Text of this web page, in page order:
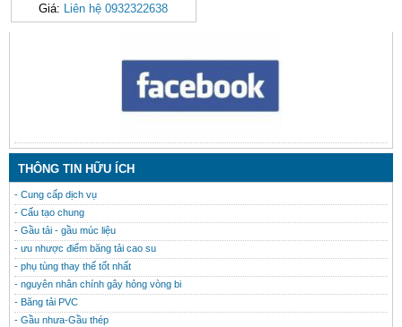
Giá: Liên hệ 0932322638
THÔNG TIN HỮU ÍCH
- Cung cấp dịch vụ
- Cấu tạo chung
- Gầu tải - gầu múc liệu
- ưu nhược điểm băng tải cao su
- phụ tùng thay thế tốt nhất
- nguyên nhân chính gây hỏng vòng bi
- Băng tải PVC
- Gầu nhưa-Gầu thép